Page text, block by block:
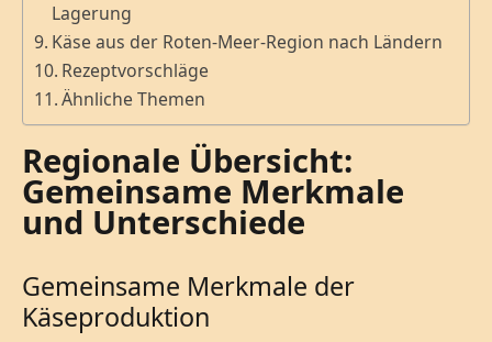
Lagerung
Käse aus der Roten-Meer-Region nach Ländern
Rezeptvorschläge
Ähnliche Themen
Regionale Übersicht:
Gemeinsame Merkmale
und Unterschiede
Gemeinsame Merkmale der
Käseproduktion